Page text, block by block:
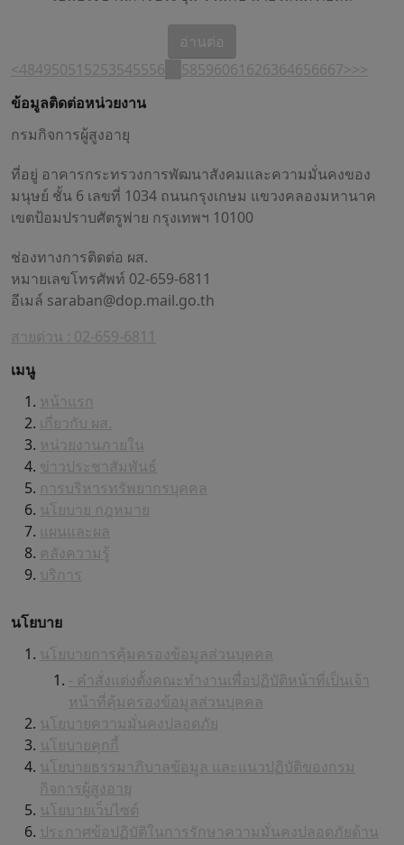
อ่านต่อ
< 48495051 5253545556 58596061 626364656667 > >>
ข้อมูลติดต่อหน่วยงาน
กรมกิจการผู้สูงอายุ
ที่อยู่ อาคารกระทรวงการพัฒนาสังคมและความมั่นคงของ
มนุษย์ ชั้น 6 เลขที่ 1034 ถนนกรุงเกษม แขวงคลองมหานาค
เขตป้อมปราบศัตรูพ่าย กรุงเทพฯ 10100
ช่องทางการติดต่อ ผส.
หมายเลขโทรศัพท์ 02-659-6811
อีเมล์ saraban@dop.mail.go.th
สายด่วน : 02-659-6811
เมนู
หน้าแรก
เกี่ยวกับ ผส.
หน่วยงานภายใน
ข่าวประชาสัมพันธ์
การบริหารทรัพยากรบุคคล
นโยบาย กฎหมาย
แผนและผล
คลังความรู้
บริการ
นโยบาย
นโยบายการคุ้มครองข้อมูลส่วนบุคคล
- คำสั่งแต่งตั้งคณะทำงานเพื่อปฏิบัติหน้าที่เป็นเจ้า
หน้าที่คุ้มครองข้อมูลส่วนบุคคล
นโยบายความมั่นคงปลอดภัย
นโยบายคุกกี้
นโยบายธรรมาภิบาลข้อมูล และแนวปฏิบัติของกรม
กิจการผู้สูงอายุ
นโยบายเว็บไซต์
ประกาศข้อปฏิบัติในการรักษาความมั่นคงปลอดภัยด้าน